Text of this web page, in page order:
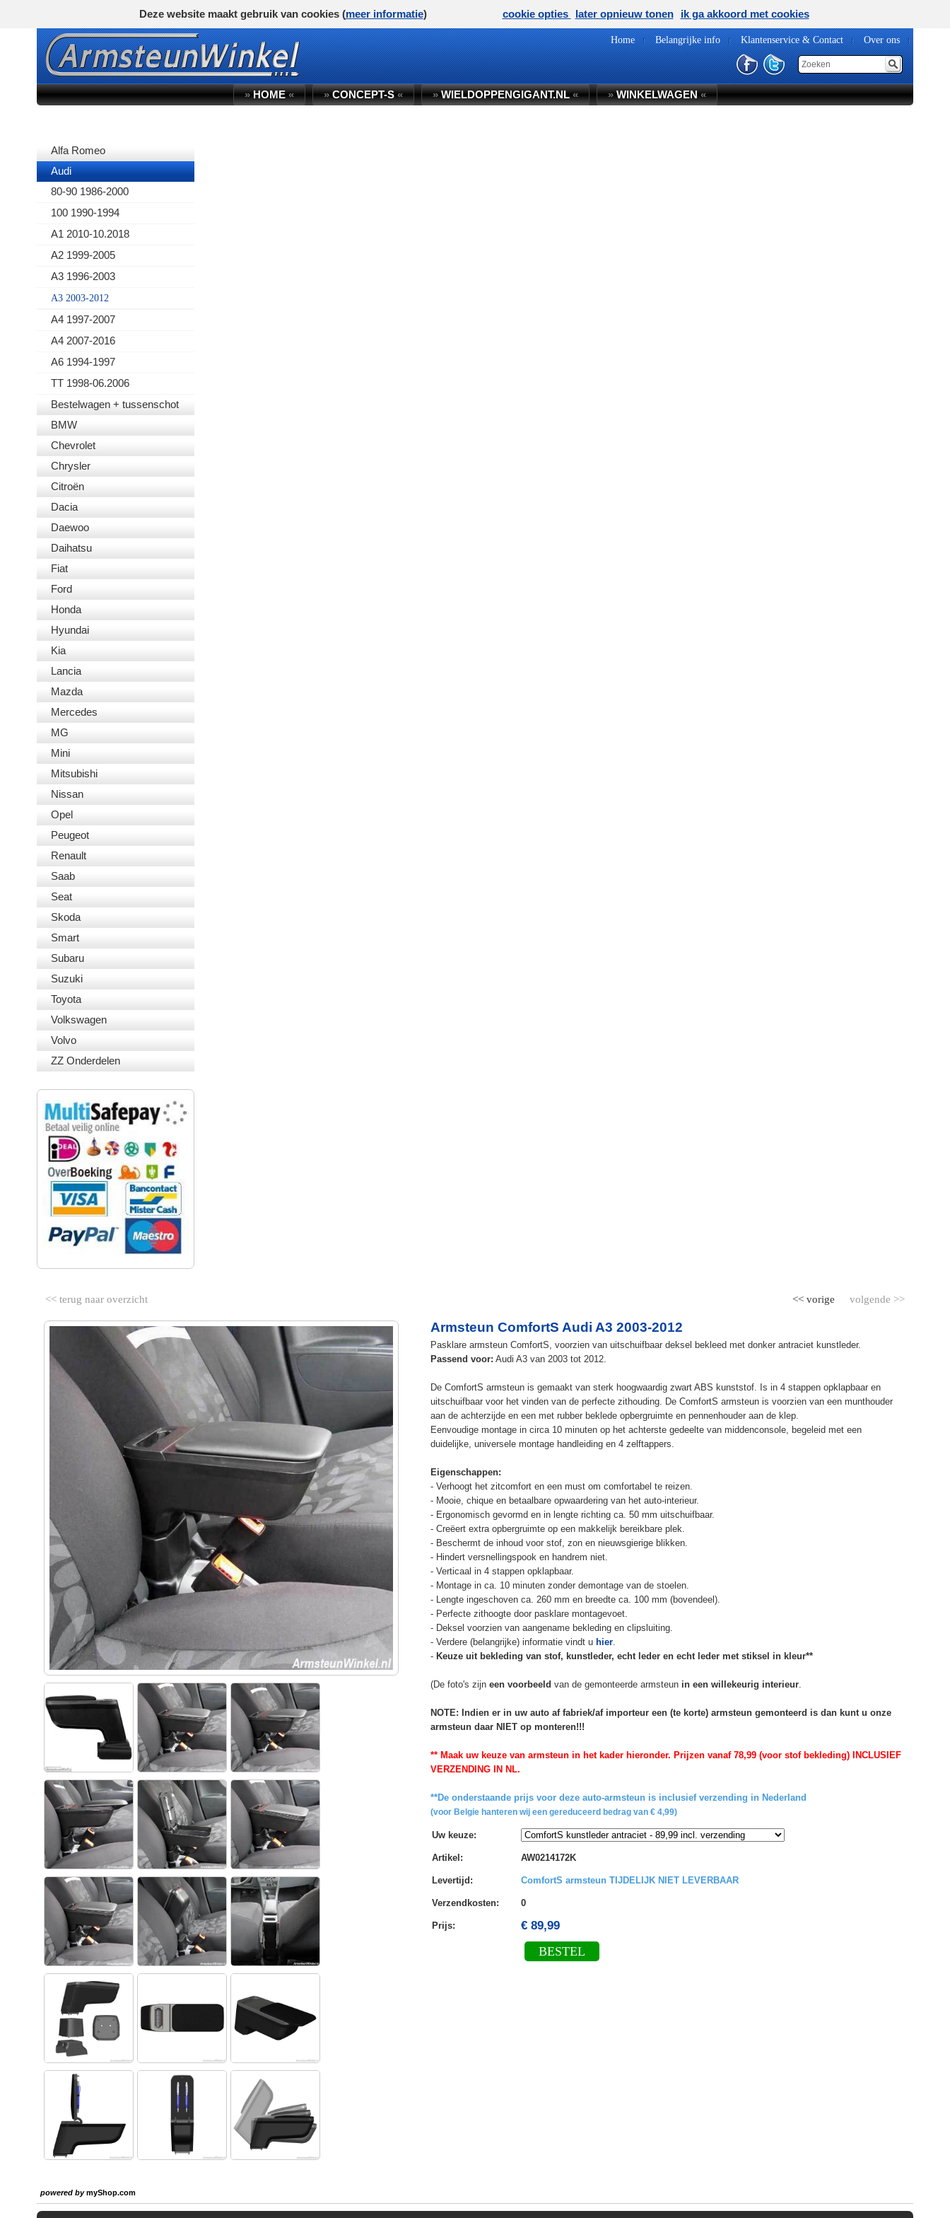
Home Belangrijke info Klantenservice & Contact Over ons
»HOME« »CONCEPT-S« »WIELDOPPENGIGANT.NL« »WINKELWAGEN«
Alfa Romeo
Audi
80-90 1986-2000
100 1990-1994
A1 2010-10.2018
A2 1999-2005
A3 1996-2003
A3 2003-2012
A4 1997-2007
A4 2007-2016
A6 1994-1997
TT 1998-06.2006
Bestelwagen + tussenschot
BMW
Chevrolet
Chrysler
Citroën
Dacia
Daewoo
Daihatsu
Fiat
Ford
Honda
Hyundai
Kia
Lancia
Mazda
Mercedes
MG
Mini
Mitsubishi
Nissan
Opel
Peugeot
Renault
Saab
Seat
Skoda
Smart
Subaru
Suzuki
Toyota
Volkswagen
Volvo
ZZ Onderdelen
<< terug naar overzicht volgende >>
<< vorige
Armsteun ComfortS Audi A3 2003-2012
Pasklare armsteun ComfortS, voorzien van uitschuifbaar deksel bekleed met donker antraciet kunstleder.
Passend voor: Audi A3 van 2003 tot 2012.
De ComfortS armsteun is gemaakt van sterk hoogwaardig zwart ABS kunststof. Is in 4 stappen opklapbaar en
uitschuifbaar voor het vinden van de perfecte zithouding. De ComfortS armsteun is voorzien van een munthouder
aan de achterzijde en een met rubber beklede opbergruimte en pennenhouder aan de klep.
Eenvoudige montage in circa 10 minuten op het achterste gedeelte van middenconsole, begeleid met een
duidelijke, universele montage handleiding en 4 zelftappers.
Eigenschappen:
- Verhoogt het zitcomfort en een must om comfortabel te reizen.
- Mooie, chique en betaalbare opwaardering van het auto-interieur.
- Ergonomisch gevormd en in lengte richting ca. 50 mm uitschuifbaar.
- Creëert extra opbergruimte op een makkelijk bereikbare plek.
- Beschermt de inhoud voor stof, zon en nieuwsgierige blikken.
- Hindert versnellingspook en handrem niet.
- Verticaal in 4 stappen opklapbaar.
- Montage in ca. 10 minuten zonder demontage van de stoelen.
- Lengte ingeschoven ca. 260 mm en breedte ca. 100 mm (bovendeel).
- Perfecte zithoogte door pasklare montagevoet.
- Deksel voorzien van aangename bekleding en clipsluiting.
- Verdere (belangrijke) informatie vindt u hier.
- Keuze uit bekleding van stof, kunstleder, echt leder en echt leder met stiksel in kleur**
(De foto's zijn een voorbeeld van de gemonteerde armsteun in een willekeurig interieur.
NOTE: Indien er in uw auto af fabriek/af importeur een (te korte) armsteun gemonteerd is dan kunt u onze
armsteun daar NIET op monteren!!!
** Maak uw keuze van armsteun in het kader hieronder. Prijzen vanaf 78,99 (voor stof bekleding) INCLUSIEF
VERZENDING IN NL.
**De onderstaande prijs voor deze auto-armsteun is inclusief verzending in Nederland
(voor Belgie hanteren wij een gereduceerd bedrag van € 4,99)
Uw keuze:
Artikel : AW0214172K
Levertijd : ComfortS armsteun TIJDELIJK NIET LEVERBAAR
Verzendkosten: 0
Prijs: € 89,99
BESTEL
powered bymyShop.com
Deze website maakt gebruik van cookies (meer informatie) cookie opties later opnieuw tonen ik ga akkoord met cookies